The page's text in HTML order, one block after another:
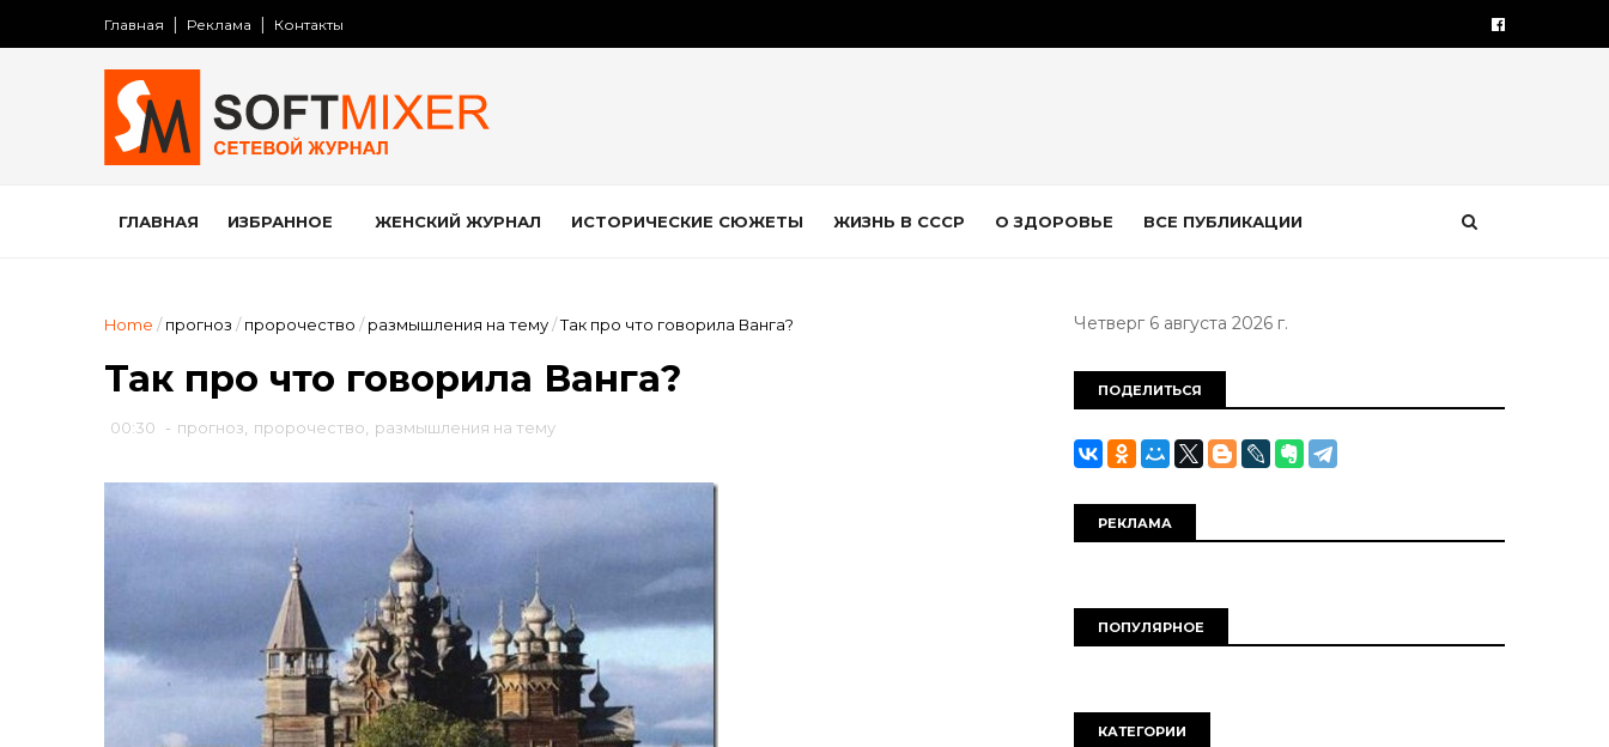
Главная Реклама Контакты
ГЛАВНАЯ ИЗБРАННОЕ ЖЕНСКИЙ ЖУРНАЛ ИСТОРИЧЕСКИЕ СЮЖЕТЫ ЖИЗНЬ В СССР О ЗДОРОВЬЕ ВСЕ ПУБЛИКАЦИИ
Home / прогноз / пророчество / размышления на тему/Так про что говорила Ванга?
Так про что говорила Ванга?
00:30 - прогноз пророчество размышления на тему
Четверг 6 августа 2026 г.
ПОДЕЛИТЬСЯ
РЕКЛАМА
ПОПУЛЯРНОЕ
КАТЕГОРИИ